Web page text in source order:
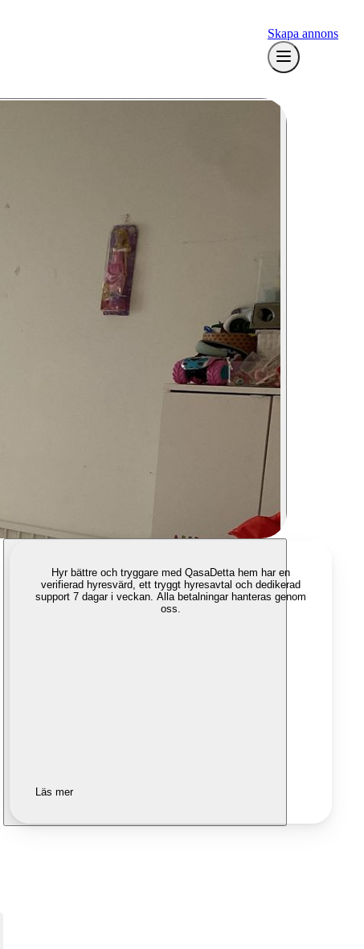
Skapa annons
Hyr bättre och tryggare med QasaDetta hem har en
verifierad hyresvärd, ett tryggt hyresavtal och dedikerad
support 7 dagar i veckan. Alla betalningar hanteras genom
oss.
Läs mer